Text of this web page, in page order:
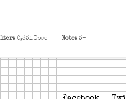
0,33l Dose Note: 3-